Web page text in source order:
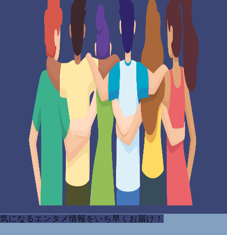
気になるエンタメ情報をいち早くお届け！